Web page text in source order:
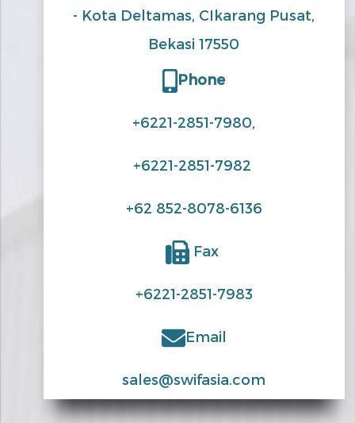
- Kota Deltamas, CIkarang Pusat,
Bekasi 17550
Phone
+6221-2851-7980,
+6221-2851-7982
+62 852-8078-6136
Fax
+6221-2851-7983
Email
sales@swifasia.com